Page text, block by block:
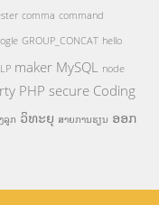
comma command
GROUP_CONCAT hello
LP maker MySQL node
PHP secure Coding
ລູກ ວິທະຍຸ ສາຍການຮຽນ ອອກ